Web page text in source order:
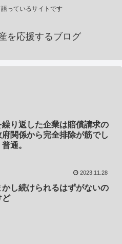
っているサイトです
を応援するブログ
繰り返した企業は賠償請求の
府関係から完全排除が筋でし
通。
2023.11.28
かし続けられるはずがないの
ど